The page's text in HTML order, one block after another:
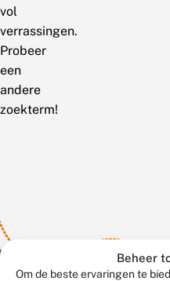
Beheer
Om de beste ervaringen te
vol
verrassingen.
Probeer
een
andere
zoekterm!